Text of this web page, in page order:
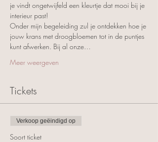
je vindt ongetwijfeld een kleurtje dat mooi bij je
interieur past!
Onder mijn begeleiding zul je ontdekken hoe je
jouw krans met droogbloemen tot in de puntjes
kunt afwerken. Bij al onze…
Meer weergeven
Tickets
Verkoop geëindigd op
Soort ticket